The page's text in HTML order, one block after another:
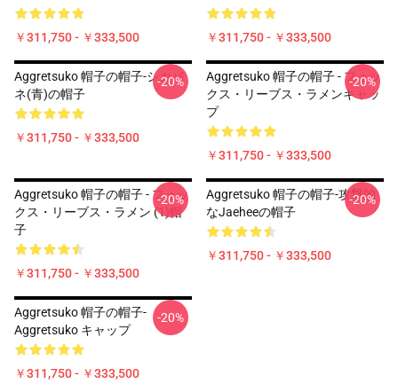
￥311,750 - ￥333,500 ￥311,750 - ￥333,500
Aggretsuko 帽子の帽子-シカバ
ネ(青)の帽子
￥311,750 - ￥333,500
-20%
Aggretsuko 帽子の帽子 - フォッ
クス・リーブス・ラメンキャッ
プ
￥311,750 - ￥333,500
-20%
Aggretsuko 帽子の帽子 - フォッ
クス・リーブス・ラメン (1)帽
子
￥311,750 - ￥333,500
-20%
Aggretsuko 帽子の帽子-攻撃的
なJaeheeの帽子
￥311,750 - ￥333,500
-20%
Aggretsuko 帽子の帽子-
Aggretsuko キャップ
￥311,750 - ￥333,500
-20%